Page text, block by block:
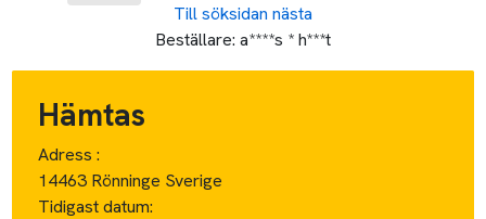
Till söksidan nästa
Beställare: a****s * h***t
Hämtas
Adress :
14463 Rönninge Sverige
Tidigast datum: